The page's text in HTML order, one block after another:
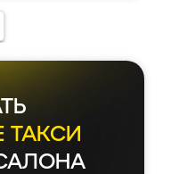
ТАКСИ